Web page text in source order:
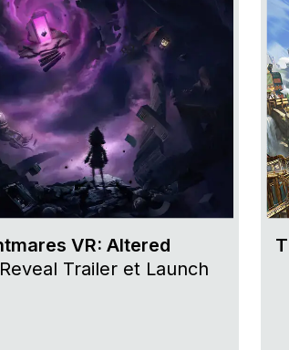
VR: Altered
Reveal Trailer et Launch